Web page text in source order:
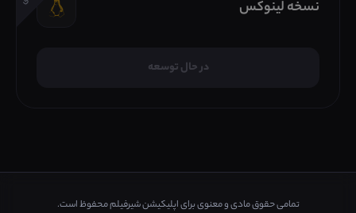
نسخه لینوکس
در حال توسعه
تمامی حقوق مادی و معنوی برای اپلیکیشن شیرفیلم محفوظ است.